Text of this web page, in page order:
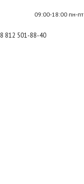
09:00-18:00 пн-пт
8 812 501-88-40